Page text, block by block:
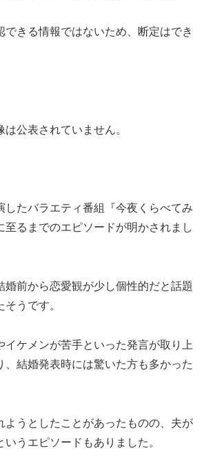
できる情報ではないため、断定はでき
公表されていません。
したバラエティ番組『今夜くらべてみ
至るまでのエピソードが明かされまし
婚前から恋愛観が少し個性的だと話題
うです。
イケメンが苦手といった発言が取り上
、結婚発表時には驚いた方も多かった
ようとしたことがあったものの、夫が
うエピソードもありました。